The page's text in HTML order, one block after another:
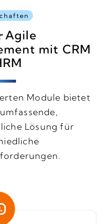
Agile
mit CRM
Module bietet
Lösung für